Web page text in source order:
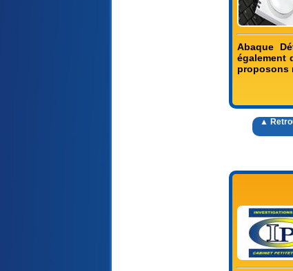
Abaque
également
proposons
▲